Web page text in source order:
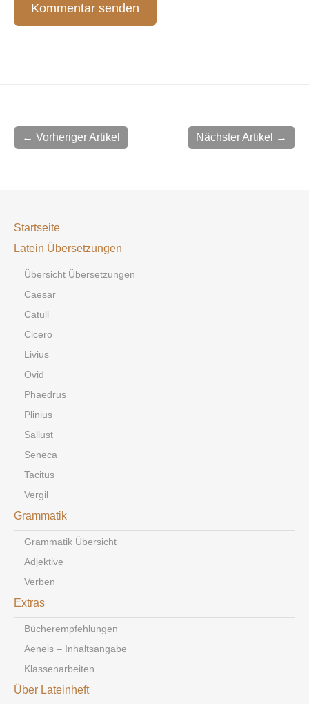
Nächster Artikel →
← Vorheriger Artikel
Startseite
Latein Übersetzungen
Übersicht Übersetzungen
Caesar
Catull
Cicero
Livius
Ovid
Phaedrus
Plinius
Sallust
Seneca
Tacitus
Vergil
Grammatik
Grammatik Übersicht
Adjektive
Verben
Extras
Bücherempfehlungen
Aeneis – Inhaltsangabe
Klassenarbeiten
Über Lateinheft